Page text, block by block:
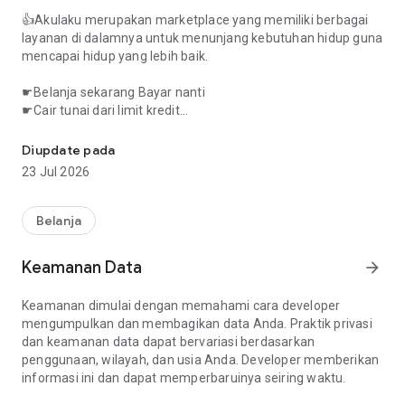
👍Akulaku merupakan marketplace yang memiliki berbagai
layanan di dalamnya untuk menunjang kebutuhan hidup guna
mencapai hidup yang lebih baik.
☛Belanja sekarang Bayar nanti
☛Cair tunai dari limit kredit
pesawat, listrik dan air
Banyak Pilihan Produk
rumah tangga, ibu dan anak, hingga keperluan sehari-hari
menunggu kamu! Cari semua yang kamu butuhkan, kapan
pun, dan di mana pun hanya dengan Aplikasi mobile Akulaku!
Belanja Aman, Mudah dan Terpercaya
Jangan khawatir belanja di Aplikasi Akulaku. Akulaku akan
Diupdate pada
23 Jul 2026
Belanja
Keamanan Data arrow_forward
Keamanan dimulai dengan memahami cara developer
mengumpulkan dan membagikan data Anda. Praktik privasi
dan keamanan data dapat bervariasi berdasarkan
penggunaan, wilayah, dan usia Anda. Developer memberikan
informasi ini dan dapat memperbaruinya seiring waktu.